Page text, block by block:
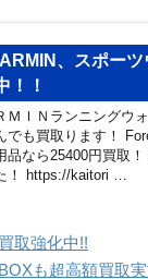
、スポー
！！
ＭＩＮランニングウ
でも買取ります！
品なら25400円買取
！ https://kaitori …
取強化中!!
も超高額買取実